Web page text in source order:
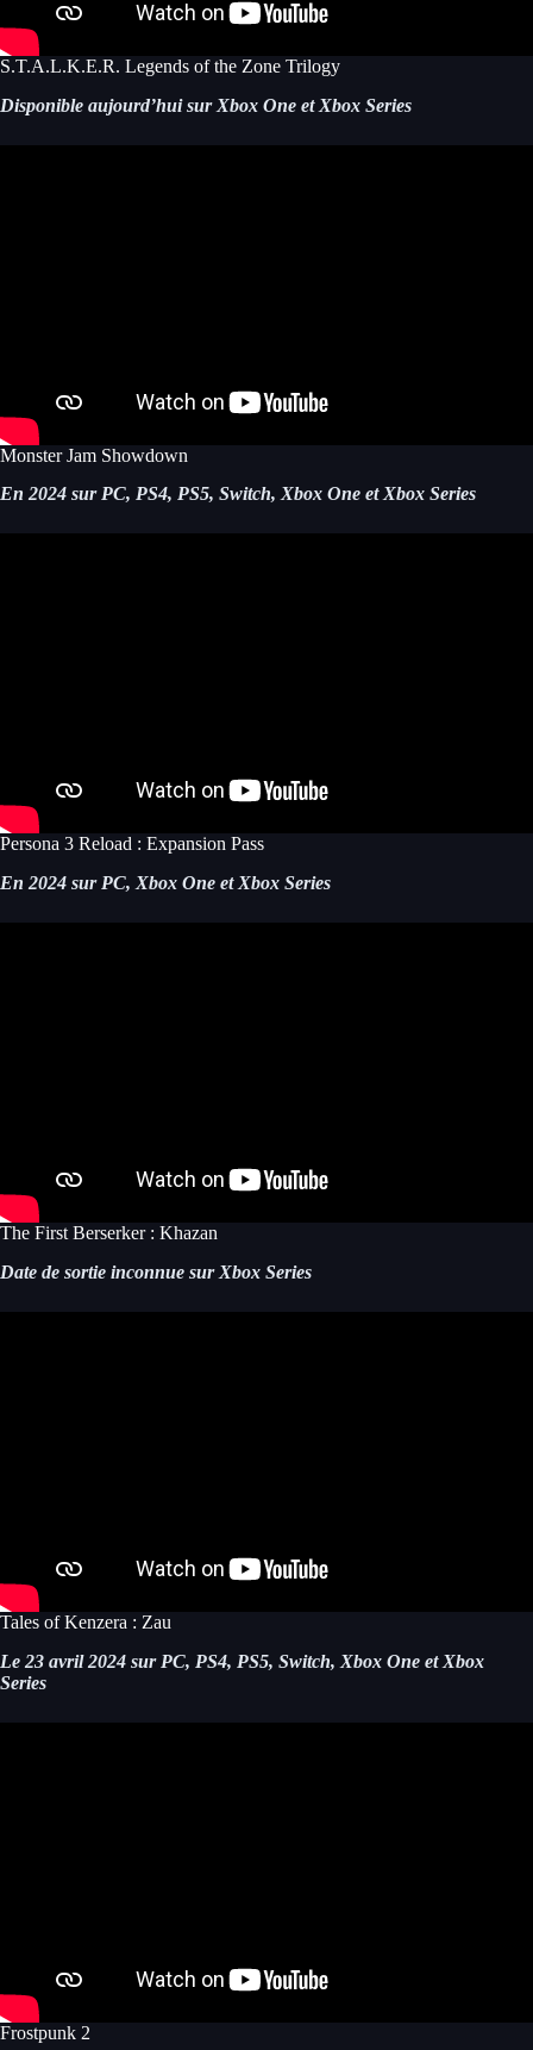
S.T.A.L.K.E.R. Legends of the Zone Trilogy
Disponible aujourd’hui sur Xbox One et Xbox Series
Monster Jam Showdown
En 2024 sur PC, PS4, PS5, Switch, Xbox One et Xbox Series
Persona 3 Reload : Expansion Pass
En 2024 sur PC, Xbox One et Xbox Series
The First Berserker : Khazan
Date de sortie inconnue sur Xbox Series
Tales of Kenzera : Zau
Le 23 avril 2024 sur PC, PS4, PS5, Switch, Xbox One et Xbox
Series
Frostpunk 2